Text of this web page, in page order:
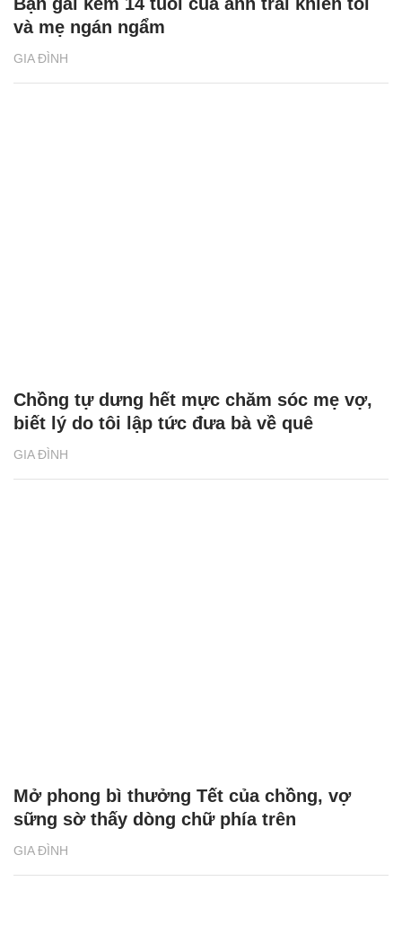
GIA ĐÌNH
và mẹ ngán ngẩm
GIA ĐÌNH
Chồng tự dưng hết mực chăm sóc mẹ vợ,
biết lý do tôi lập tức đưa bà về quê
GIA ĐÌNH
Mở phong bì thưởng Tết của chồng, vợ
sững sờ thấy dòng chữ phía trên